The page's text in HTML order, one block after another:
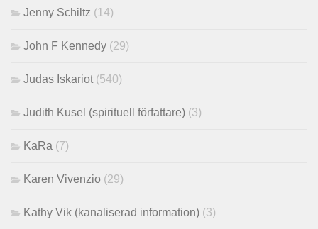
Jenny Schiltz (14)
John F Kennedy (29)
Judas Iskariot (540)
Judith Kusel (spirituell författare) (3)
KaRa (7)
Karen Vivenzio (29)
Kathy Vik (kanaliserad information) (3)